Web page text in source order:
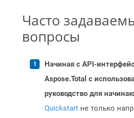
Часто
вопросы
Начиная с API-
Aspose.Total с
руководство для
Quickstart не только